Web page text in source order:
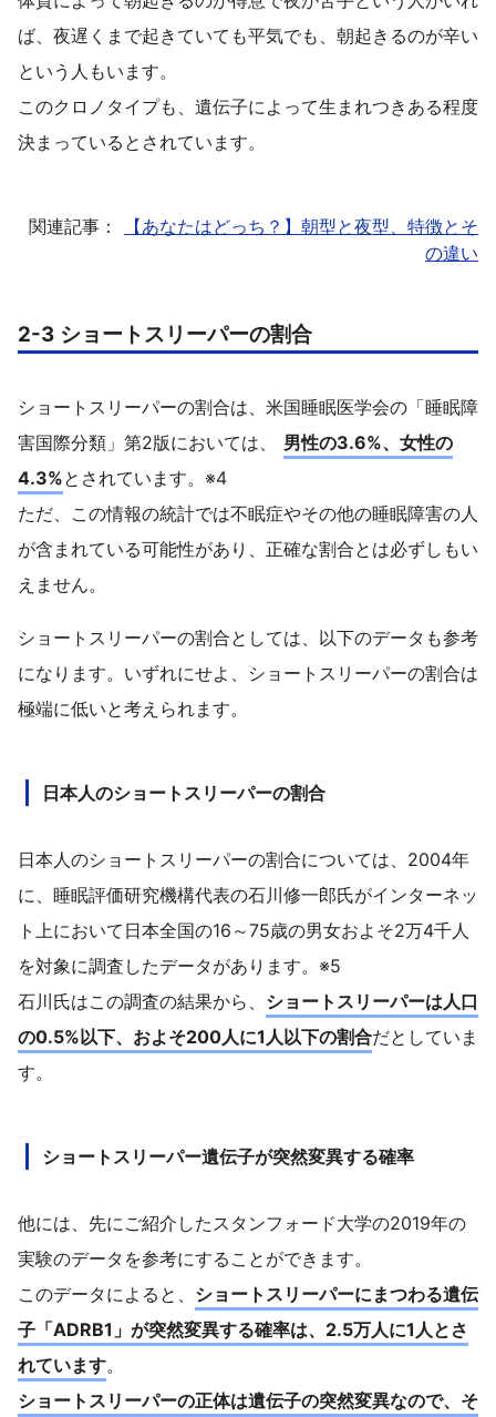
ば、夜遅くまで起きていても平気でも、朝起きるのが辛い
という人もいます。
このクロノタイプも、遺伝子によって生まれつきある程度
決まっているとされています。
関連記事：
【あなたはどっち？】朝型と夜型、特徴とそ
の違い
2-3 ショートスリーパーの割合
ショートスリーパーの割合は、米国睡眠医学会の「睡眠障
害国際分類」第2版においては、 男性の3.6%、女性の
4.3%とされています。※4
ただ、この情報の統計では不眠症やその他の睡眠障害の人
が含まれている可能性があり、正確な割合とは必ずしもい
えません。
ショートスリーパーの割合としては、以下のデータも参考
になります。いずれにせよ、ショートスリーパーの割合は
極端に低いと考えられます。
日本人のショートスリーパーの割合
日本人のショートスリーパーの割合については、2004年
に、睡眠評価研究機構代表の石川修一郎氏がインターネッ
ト上において日本全国の16～75歳の男女およそ2万4千人
を対象に調査したデータがあります。※5
石川氏はこの調査の結果から、 ショートスリーパーは人口
の0.5%以下、およそ200人に1人以下の割合だとしていま
す。
ショートスリーパー遺伝子が突然変異する確率
他には、先にご紹介したスタンフォード大学の2019年の
実験のデータを参考にすることができます。
このデータによると、 ショートスリーパーにまつわる遺伝
子「ADRB1」が突然変異する確率は、2.5万人に1人とさ
れています。
ショートスリーパーの正体は遺伝子の突然変異なので、そ